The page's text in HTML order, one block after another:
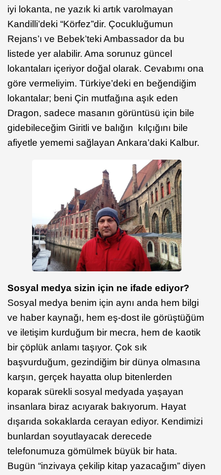
iyi lokanta, ne yazık ki artık varolmayan
Kandilli’deki “Körfez”dir. Çocukluğumun
Rejans’ı ve Bebek’teki Ambassador da bu
listede yer alabilir. Ama sorunuz güncel
lokantaları içeriyor doğal olarak. Cevabımı ona
göre vermeliyim. Türkiye’deki en beğendiğim
lokantalar; beni Çin mutfağına aşık eden
Dragon, sadece masanın görüntüsü için bile
gidebileceğim Giritli ve balığın kılçığını bile
afiyetle yememi sağlayan Ankara’daki Kalbur.
Sosyal medya sizin için ne ifade ediyor?
Sosyal medya benim için aynı anda hem bilgi
ve haber kaynağı, hem eş-dost ile görüştüğüm
ve iletişim kurduğum bir mecra, hem de kaotik
bir çöplük anlamı taşıyor. Çok sık
başvurduğum, gezindiğim bir dünya olmasına
karşın, gerçek hayatta olup bitenlerden
koparak sürekli sosyal medyada yaşayan
insanlara biraz acıyarak bakıyorum. Hayat
dışarıda sokaklarda cerayan ediyor. Kendimizi
bunlardan soyutlayacak derecede
telefonumuza gömülmek büyük bir hata.
Bugün “inzivaya çekilip kitap yazacağım” diyen